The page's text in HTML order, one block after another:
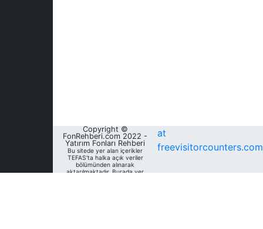
Copyright ©
FonRehberi.com 2022 -
Yatırım Fonları Rehberi
Bu sitede yer alan içerikler
TEFAS'ta halka açık veriler
bölümünden alınarak
aktarılmaktadır. Burada yer
at
freevisitorcounters.com